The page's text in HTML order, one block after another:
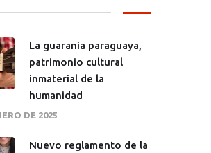
La guarania paraguaya,
patrimonio cultural
inmaterial de la
humanidad
DE 2025
Nuevo reglamento de la